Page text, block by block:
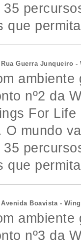
que
Rua Guerra Junqueiro
ambiente
nº2 da
For Life
O mundo
que
Avenida Boavista -
ambiente
nº3 da